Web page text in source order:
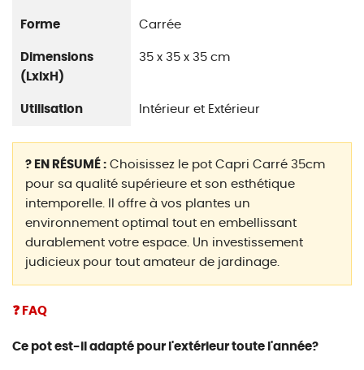
Forme Carrée
Dimensions
(LxlxH)
35 x 35 x 35 cm
Utilisation Intérieur et Extérieur
? EN RÉSUMÉ : Choisissez le pot Capri Carré 35cm
pour sa qualité supérieure et son esthétique
intemporelle. Il offre à vos plantes un
environnement optimal tout en embellissant
durablement votre espace. Un investissement
judicieux pour tout amateur de jardinage.
❓ FAQ
Ce pot est-il adapté pour l'extérieur toute l'année?